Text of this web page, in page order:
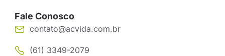
Fale Conosco
contato@acvida.com.br
(61) 3349-2079